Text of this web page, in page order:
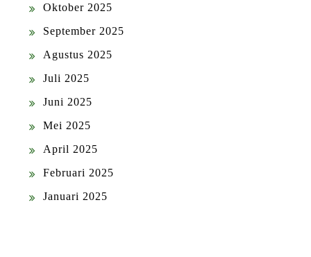
Oktober 2025
September 2025
Agustus 2025
Juli 2025
Juni 2025
Mei 2025
April 2025
Februari 2025
Januari 2025